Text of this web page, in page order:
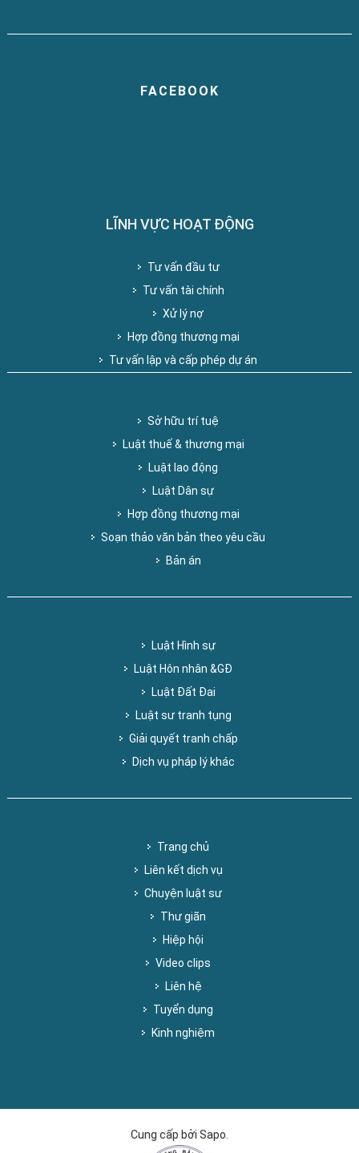
FACEBOOK
LĨNH VỰC HOẠT ĐỘNG
Tư vấn đầu tư
Tư vấn tài chính
Xử lý nợ
Hợp đồng thương mại
Tư vấn lập và cấp phép dự án
Sở hữu trí tuệ
Luật thuế & thương mại
Luật lao động
Luật Dân sự
Hợp đồng thương mại
Soạn thảo văn bản theo yêu cầu
Bản án
Luật Hình sự
Luật Hôn nhân &GĐ
Luật Đất Đai
Luật sư tranh tụng
Giải quyết tranh chấp
Dịch vụ pháp lý khác
Trang chủ
Liên kết dịch vụ
Chuyện luật sư
Thư giãn
Hiệp hội
Video clips
Liên hệ
Tuyển dụng
Kinh nghiệm
Cung cấp bởi Sapo.